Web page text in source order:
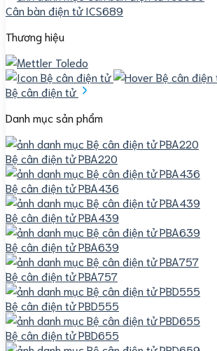
Cân bàn điện tử ICS689
Thương hiệu
Bệ cân điện tử
Danh mục sản phẩm
Bệ cân điện tử PBA220
Bệ cân điện tử PBA436
Bệ cân điện tử PBA439
Bệ cân điện tử PBA639
Bệ cân điện tử PBA757
Bệ cân điện tử PBD555
Bệ cân điện tử PBD655